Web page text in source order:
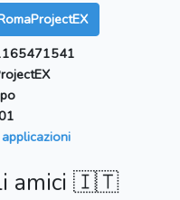
amici 🇮🇹